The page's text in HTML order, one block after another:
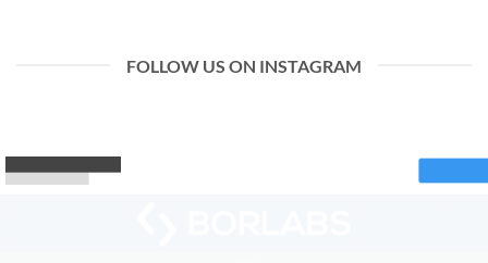
FOLLOW US ON INSTAGRAM